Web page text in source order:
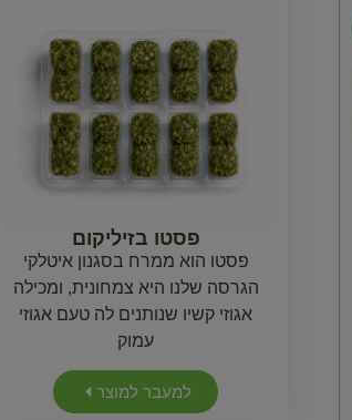
פסטו בזיליקום
פסטו הוא ממרח בסגנון איטלקי
הגרסה שלנו היא צמחונית, ומכילה
אגוזי קשיו שנותנים לה טעם אגוזי
עמוק
למעבר למוצר